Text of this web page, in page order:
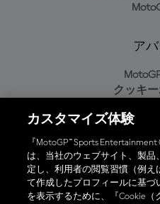
ア
クッキ
プライバシ
購入
オフィシ
カスタマイズ体験
『MotoGP™ Sports
は、当社のウェブサイト、製品
定し、利用者の閲覧習慣（例
て作成したプロフィールに基
を表示するために、『Cookie（